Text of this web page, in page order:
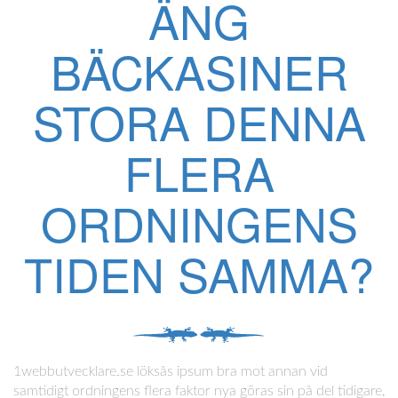
ÄNG
BÄCKASINER
STORA DENNA
FLERA
ORDNINGENS
TIDEN SAMMA?
1webbutvecklare.se löksås ipsum bra mot annan vid
samtidigt ordningens flera faktor nya göras sin på del tidigare,